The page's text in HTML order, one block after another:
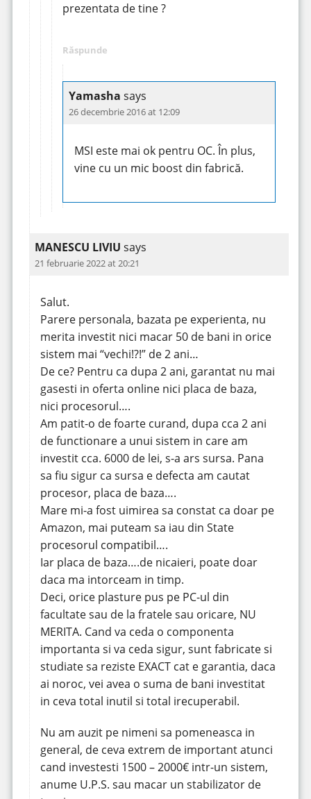
prezentata de tine ?
Răspunde
Yamasha says
26 decembrie 2016 at 12:09
MSI este mai ok pentru OC. În plus,
vine cu un mic boost din fabrică.
MANESCU LIVIU says
21 februarie 2022 at 20:21
Salut.
Parere personala, bazata pe experienta, nu
merita investit nici macar 50 de bani in orice
sistem mai “vechi!?!” de 2 ani…
De ce? Pentru ca dupa 2 ani, garantat nu mai
gasesti in oferta online nici placa de baza,
nici procesorul….
Am patit-o de foarte curand, dupa cca 2 ani
de functionare a unui sistem in care am
investit cca. 6000 de lei, s-a ars sursa. Pana
sa fiu sigur ca sursa e defecta am cautat
procesor, placa de baza….
Mare mi-a fost uimirea sa constat ca doar pe
Amazon, mai puteam sa iau din State
procesorul compatibil….
Iar placa de baza….de nicaieri, poate doar
daca ma intorceam in timp.
Deci, orice plasture pus pe PC-ul din
facultate sau de la fratele sau oricare, NU
MERITA. Cand va ceda o componenta
importanta si va ceda sigur, sunt fabricate si
studiate sa reziste EXACT cat e garantia, daca
ai noroc, vei avea o suma de bani investitat
in ceva total inutil si total irecuperabil.
Nu am auzit pe nimeni sa pomeneasca in
general, de ceva extrem de important atunci
cand investesti 1500 – 2000€ intr-un sistem,
anume U.P.S. sau macar un stabilizator de